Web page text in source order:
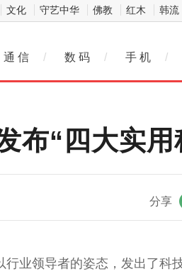
文化 守艺中华 佛教 红木 韩流
通 信 / 数 码 / 手 机 /
布“四大实用
分享
业领导者的姿态，发出了科